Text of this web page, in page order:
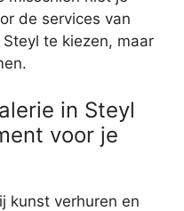
de services van
te kiezen, maar
in Steyl
voor je
kunst verhuren en